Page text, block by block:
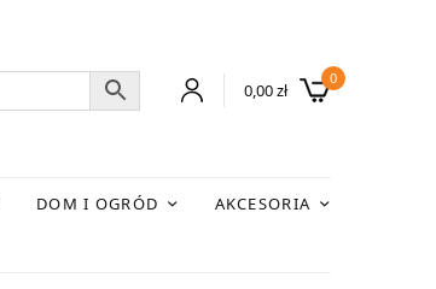
0,00zł
0
DOM I OGRÓD
AKCESORIA